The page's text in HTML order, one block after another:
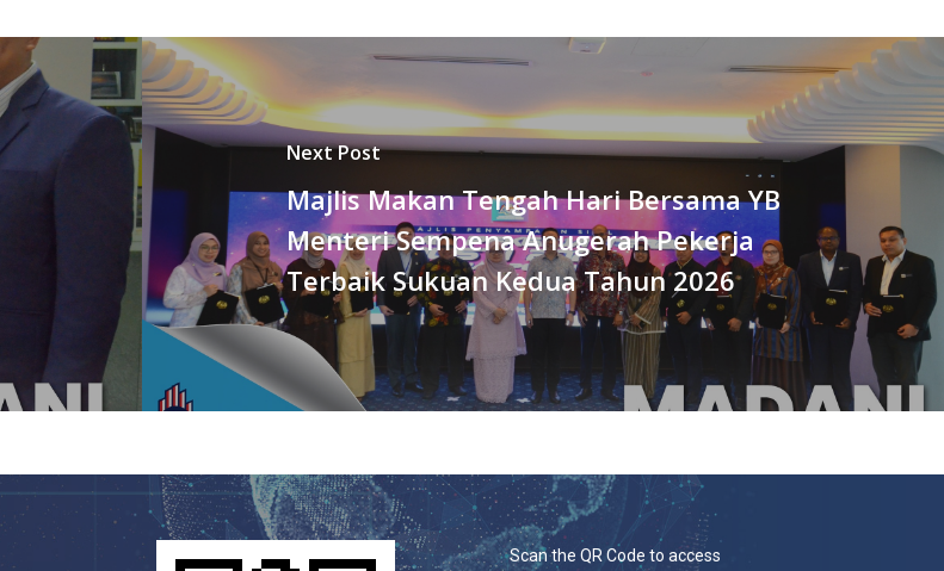
Next Post
Majlis Makan Tengah Hari Bersama YB
Menteri Sempena Anugerah Pekerja
Terbaik Sukuan Kedua Tahun 2026
Scan the QR Code to access